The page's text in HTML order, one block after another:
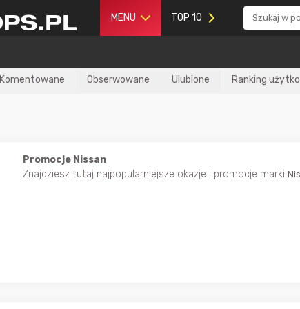
MENU TOP 10
Komentowane Obserwowane Ulubione Ranking
Promocje Nissan
Znajdziesz tutaj najpopularniejsze okazje i promocje marki